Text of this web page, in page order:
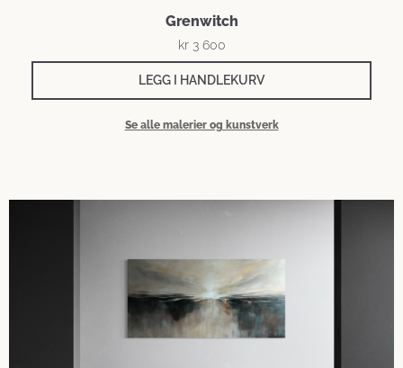
Grenwitch
kr3 600
LEGG I HANDLEKURV
Se alle malerier og kunstverk